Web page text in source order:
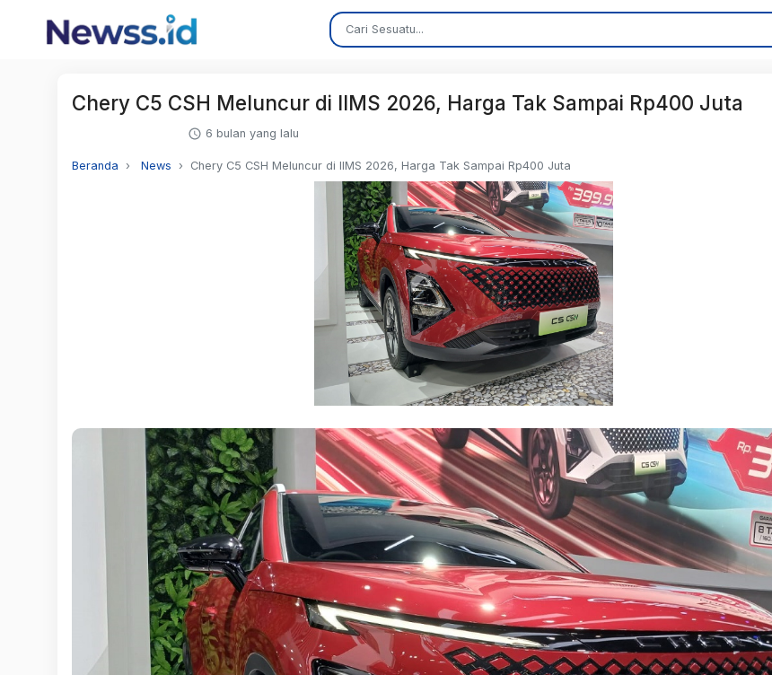
Chery C5 CSH Meluncur di IIMS 2026, Harga Tak Sampai Rp400 Juta
6 bulan yang lalu
Beranda News Chery C5 CSH Meluncur di IIMS 2026, Harga Tak Sampai Rp400 Juta